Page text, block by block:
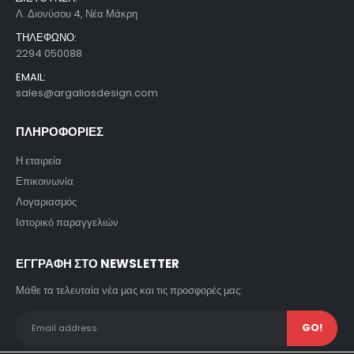
Λ. Διονύσου 4, Νέα Μάκρη
ΤΗΛΕΦΩΝΟ:
2294 050088
EMAIL:
sales@argaliosdesign.com
ΠΛΗΡΟΦΟΡΙΕΣ
Η εταιρεία
Επικοινωνία
Λογαριασμός
Ιστορικό παραγγελιών
ΕΓΓΡΑΦΗ ΣΤΟ NEWSLETTER
Μάθε τα τελευταία νέα μας και τις προσφορές μας: